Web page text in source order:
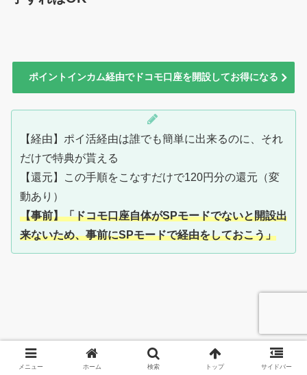
ポイントインカム経由でドコモ口座を開設してお得になる
【経由】ポイ活経由は誰でも簡単に出来るのに、それ
だけで特典が貰える
【還元】この手順をこなすだけで120円分の還元（変
動あり）
【事前】「ドコモ口座自体がSPモードでないと開設出
来ないため、事前にSPモードで経由をしておこう」
メニュー ホーム 検索 トップ サイドバー